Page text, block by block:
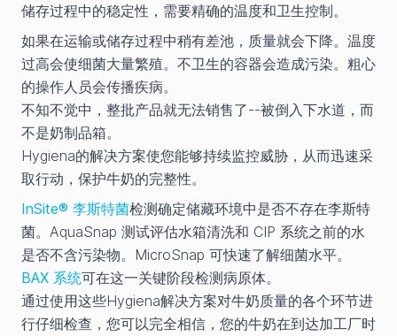
储存过程中的稳定性，需要精确的温度和卫生控制。
如果在运输或储存过程中稍有差池，质量就会下降。温度
过高会使细菌大量繁殖。不卫生的容器会造成污染。粗心
的操作人员会传播疾病。
不知不觉中，整批产品就无法销售了--被倒入下水道，而
不是奶制品箱。
Hygiena的解决方案使您能够持续监控威胁，从而迅速采
取行动，保护牛奶的完整性。
InSite® 李斯特菌检测确定储藏环境中是否不存在李斯特
菌。AquaSnap 测试评估水箱清洗和 CIP 系统之前的水
是否不含污染物。MicroSnap 可快速了解细菌水平。
BAX 系统可在这一关键阶段检测病原体。
通过使用这些Hygiena解决方案对牛奶质量的各个环节进
行仔细检查，您可以完全相信，您的牛奶在到达加工厂时